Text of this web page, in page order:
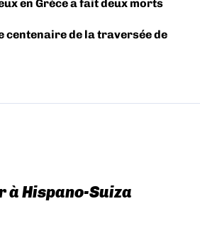
en Grèce a fait deux morts
centenaire de la traversée de
à Hispano-Suiza